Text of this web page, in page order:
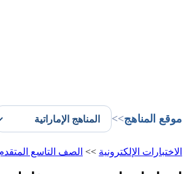
موقع المناهج>>
الاختبارات الإلكترونية >> الصف التاسع